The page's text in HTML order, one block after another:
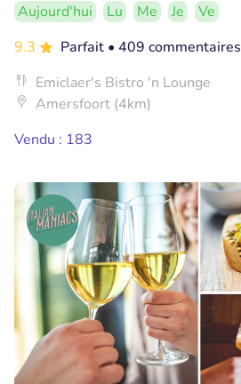
Aujourd'hui Lu Me Je
Ve
9.3
Parfait • 409 commentaires
Emiclaer's Bistro 'n Lounge
Amersfoort (4km)
Vendu : 183